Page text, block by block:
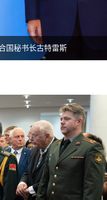
国秘书长古特雷斯